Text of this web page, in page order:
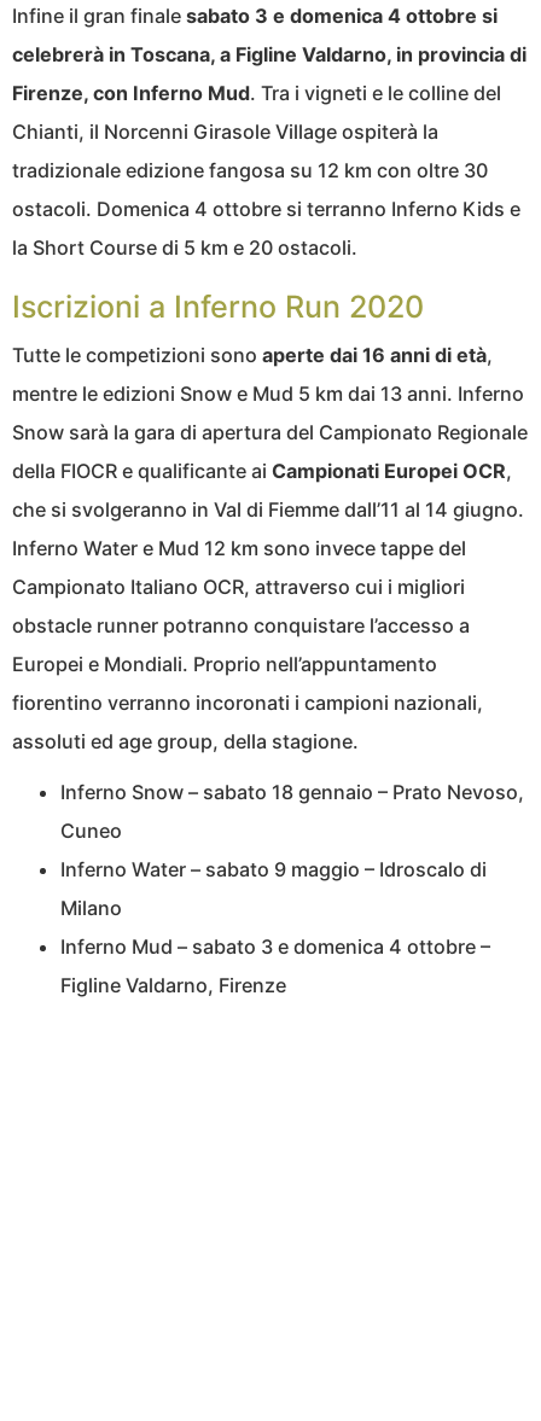
Infine il gran finale sabato 3 e domenica 4 ottobre si
celebrerà in Toscana, a Figline Valdarno, in provincia di
Firenze, con Inferno Mud. Tra i vigneti e le colline del
Chianti, il Norcenni Girasole Village ospiterà la
tradizionale edizione fangosa su 12 km con oltre 30
ostacoli. Domenica 4 ottobre si terranno Inferno Kids e
la Short Course di 5 km e 20 ostacoli.
Iscrizioni a Inferno Run 2020
Tutte le competizioni sono aperte dai 16 anni di età,
mentre le edizioni Snow e Mud 5 km dai 13 anni. Inferno
Snow sarà la gara di apertura del Campionato Regionale
della FIOCR e qualificante ai Campionati Europei OCR,
che si svolgeranno in Val di Fiemme dall’11 al 14 giugno.
Inferno Water e Mud 12 km sono invece tappe del
Campionato Italiano OCR, attraverso cui i migliori
obstacle runner potranno conquistare l’accesso a
Europei e Mondiali. Proprio nell’appuntamento
fiorentino verranno incoronati i campioni nazionali,
assoluti ed age group, della stagione.
Inferno Snow – sabato 18 gennaio – Prato Nevoso,
Cuneo
Inferno Water – sabato 9 maggio – Idroscalo di
Milano
Inferno Mud – sabato 3 e domenica 4 ottobre –
Figline Valdarno, Firenze